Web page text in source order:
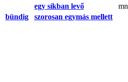
egy síkban levő
mn
bündig
szorosan egymás mellett